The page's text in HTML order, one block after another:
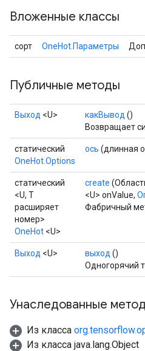
Вложенные классы
сорт OneHot.Параметры
Публичные методы
Выход <U> какВывод ()
Возвращает
статический
OneHot.Options
ось (длинная
статический
<U, T
расширяет
номер>
OneHot <U>
create
<U> onValue,
Фабричный
Выход <U> выход ()
Одногорячий
Унаследованные
Из класса
Из класса java.lang.Object